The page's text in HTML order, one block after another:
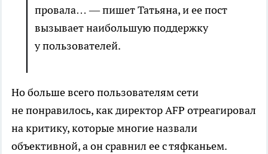
провала… — пишет Татьяна, и ее пост
вызывает наибольшую поддержку
у пользователей.
Но больше всего пользователям сети
не понравилось, как директор AFP отреагировал
на критику, которые многие назвали
объективной, а он сравнил ее с тяфканьем.